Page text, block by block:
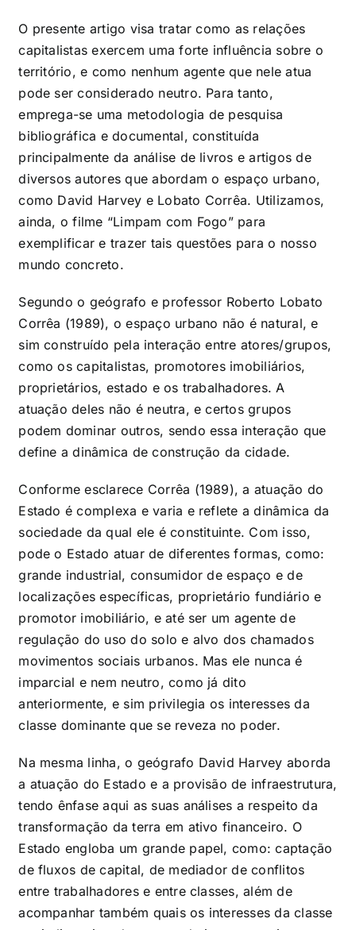
O presente artigo visa tratar como as relações
capitalistas exercem uma forte influência sobre o
território, e como nenhum agente que nele atua
pode ser considerado neutro. Para tanto,
emprega-se uma metodologia de pesquisa
bibliográfica e documental, constituída
principalmente da análise de livros e artigos de
diversos autores que abordam o espaço urbano,
como David Harvey e Lobato Corrêa. Utilizamos,
ainda, o filme “Limpam com Fogo” para
exemplificar e trazer tais questões para o nosso
mundo concreto.
Segundo o geógrafo e professor Roberto Lobato
Corrêa (1989), o espaço urbano não é natural, e
sim construído pela interação entre atores/grupos,
como os capitalistas, promotores imobiliários,
proprietários, estado e os trabalhadores. A
atuação deles não é neutra, e certos grupos
podem dominar outros, sendo essa interação que
define a dinâmica de construção da cidade.
Conforme esclarece Corrêa (1989), a atuação do
Estado é complexa e varia e reflete a dinâmica da
sociedade da qual ele é constituinte. Com isso,
pode o Estado atuar de diferentes formas, como:
grande industrial, consumidor de espaço e de
localizações específicas, proprietário fundiário e
promotor imobiliário, e até ser um agente de
regulação do uso do solo e alvo dos chamados
movimentos sociais urbanos. Mas ele nunca é
imparcial e nem neutro, como já dito
anteriormente, e sim privilegia os interesses da
classe dominante que se reveza no poder.
Na mesma linha, o geógrafo David Harvey aborda
a atuação do Estado e a provisão de infraestrutura,
tendo ênfase aqui as suas análises a respeito da
transformação da terra em ativo financeiro. O
Estado engloba um grande papel, como: captação
de fluxos de capital, de mediador de conflitos
entre trabalhadores e entre classes, além de
acompanhar também quais os interesses da classe